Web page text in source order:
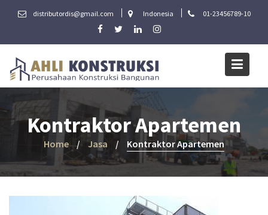
distributordis@gmail.com Indonesia 01-23456789-10
Kontraktor Apartemen
Home Jasa Kontraktor Apartemen